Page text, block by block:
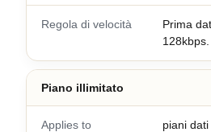
Regola di velocità
Prima
128kbps.
Piano illimitato
Applies to piani